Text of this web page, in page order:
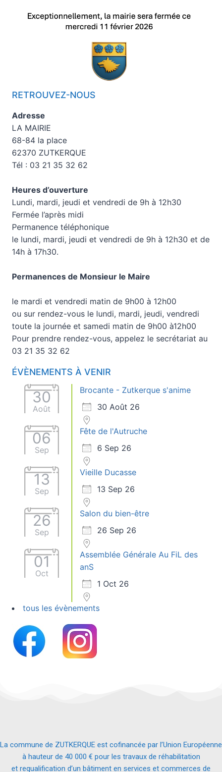
RETROUVEZ-NOUS
Adresse
LA MAIRIE
68-84 la place
62370 ZUTKERQUE
Tél : 03 21 35 32 62
Heures d’ouverture
Lundi, mardi, jeudi et vendredi de 9h à 12h30
Fermée l’après midi
Permanence téléphonique
le lundi, mardi, jeudi et vendredi de 9h à 12h30 et de
14h à 17h30.
Permanences de Monsieur le Maire
le mardi et vendredi matin de 9h00 à 12h00
ou sur rendez-vous le lundi, mardi, jeudi, vendredi
toute la journée et samedi matin de 9h00 à12h00
Pour prendre rendez-vous, appelez le secrétariat au
03 21 35 32 62
ÉVÈNEMENTS À VENIR
30
Août
Brocante - Zutkerque s'anime
30 Août 26
06
Sep
Fête de l'Autruche
6 Sep 26
13
Sep
Vieille Ducasse
13 Sep 26
26
Sep
Salon du bien-être
26 Sep 26
01
Oct
Assemblée Générale Au FiL des
anS
1 Oct 26
tous les évènements
La commune de ZUTKERQUE est cofinancée par l’Union Européenne
à hauteur de 40 000 € pour les travaux de réhabilitation
et requalification d’un bâtiment en services et commerces de